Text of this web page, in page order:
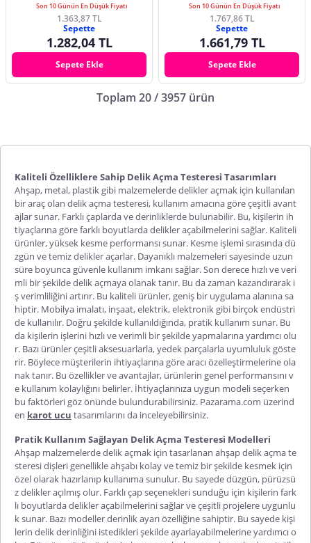
Son 10 Günün En Düşük Fiyatı
1.363,87 TL
Sepette
1.282,04 TL
Sepete Ekle
Son 10 Günün En Düşük Fiyatı
1.767,86 TL
Sepette
1.661,79 TL
Sepete Ekle
Toplam 20 / 3957 ürün
Kaliteli Özelliklere Sahip Delik Açma Testeresi Tasarımları
Ahşap, metal, plastik gibi malzemelerde delikler açmak için kullanılan
bir araç olan delik açma testeresi, kullanım amacına göre çeşitli avant
ajlar sunar. Farklı çaplarda ve derinliklerde bulunabilir. Bu, kişilerin ih
tiyaçlarına göre farklı boyutlarda delikler açabilmelerini sağlar. Kaliteli
ürünler, yüksek kesme performansı sunar. Kesme işlemi sırasında dü
zgün ve temiz delikler açarlar. Dayanıklı malzemeleri sayesinde uzun
süre boyunca güvenle kullanım imkanı sağlar. Son derece hızlı ve veri
mli bir şekilde delik açmaya olanak tanır. Bu da zaman kazandırarak i
ş verimliliğini artırır. Bu kaliteli ürünler, geniş bir uygulama alanına sa
hiptir. Mobilya imalatı, inşaat, elektrik, elektronik gibi birçok endüstri
de kullanılır. Doğru şekilde kullanıldığında, pratik kullanım sunar. Bu
da kişilerin işlerini hızlı ve verimli bir şekilde yapmalarına yardımcı olu
r. Bazı ürünler çeşitli aksesuarlarla, yedek parçalarla uyumluluk göste
rir. Böylece müşterilerin ihtiyaçlarına göre aracı özelleştirmelerine ola
nak tanır. Bu özellikler ve avantajlar, ürünlerin genel performansını v
e kullanım kolaylığını belirler. İhtiyaçlarınıza uygun modeli seçerken
bu faktörleri göz önünde bulundurabilirsiniz. Pazarama.com üzerind
en karot ucu tasarımlarını da inceleyebilirsiniz.
Pratik Kullanım Sağlayan Delik Açma Testeresi Modelleri
Ahşap malzemelerde delik açmak için tasarlanan ahşap delik açma te
steresidişleri genellikle ahşabı kolay ve temiz bir şekilde kesmek için
özel olarak hazırlanıp kullanıma sunulur. Bu sayede düzgün, pürüzsü
z delikler açılmış olur. Farklı çap seçenekleri sunduğu için kişilerin fark
lı boyutlarda delikler açabilmelerini sağlar ve çeşitli projelere uygunlu
k sunar. Bazı modeller derinlik ayarı özelliğine sahiptir. Bu sayede kişi
lerin delik derinliğini istedikleri şekilde ayarlayabilmelerine yardımcı o